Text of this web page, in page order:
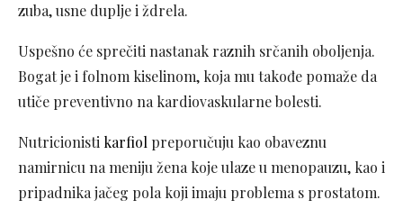
zuba, usne duplje i ždrela.
Uspešno će sprečiti nastanak raznih srčanih oboljenja.
Bogat je i folnom kiselinom, koja mu takođe pomaže da
utiče preventivno na kardiovaskularne bolesti.
Nutricionisti karfiol preporučuju kao obaveznu
namirnicu na meniju žena koje ulaze u menopauzu, kao i
pripadnika jačeg pola koji imaju problema s prostatom.